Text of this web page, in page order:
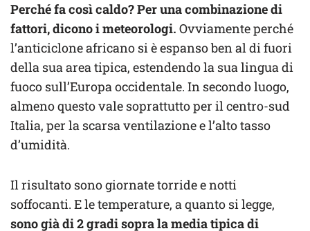
Perché fa così caldo? Per una combinazione di
fattori, dicono i meteorologi. Ovviamente perché
l’anticiclone africano si è espanso ben al di fuori
della sua area tipica, estendendo la sua lingua di
fuoco sull’Europa occidentale. In secondo luogo,
almeno questo vale soprattutto per il centro-sud
Italia, per la scarsa ventilazione e l’alto tasso
d’umidità.
Il risultato sono giornate torride e notti
soffocanti. E le temperature, a quanto si legge,
sono già di 2 gradi sopra la media tipica di